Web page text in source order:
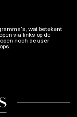
wat betekent
via links op de
noch de user